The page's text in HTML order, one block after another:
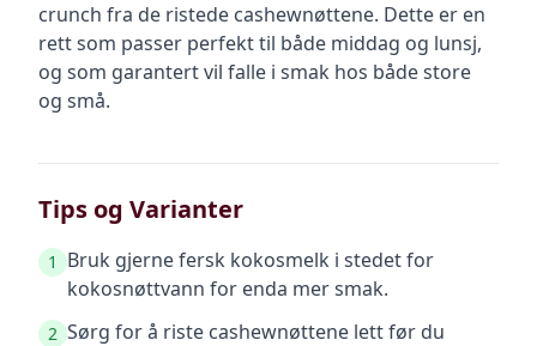
crunch fra de ristede cashewnøttene. Dette er en
rett som passer perfekt til både middag og lunsj,
og som garantert vil falle i smak hos både store
og små.
Tips og Varianter
1
Bruk gjerne fersk kokosmelk i stedet for
kokosnøttvann for enda mer smak.
2 Sørg for å riste cashewnøttene lett før du